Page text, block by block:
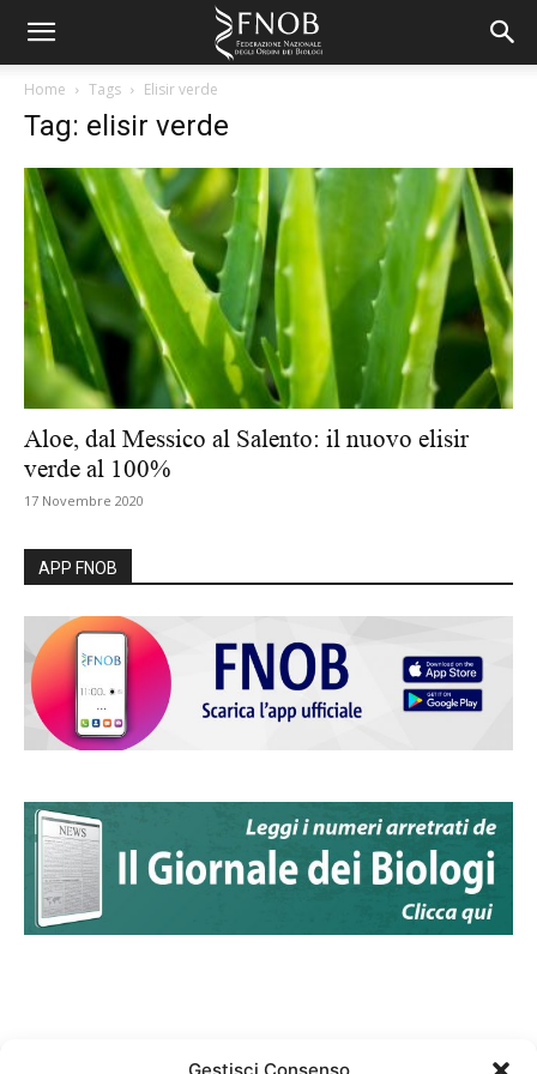
Home Tags Elisir verde
Tag: elisir verde
Aloe, dal Messico al Salento: il nuovo elisir
verde al 100%
17 Novembre 2020
APP FNOB